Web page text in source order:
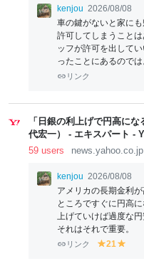
kenjou 2026/08/08
車の鍵がないと家に
許可してしまうこと
ッフが許可を出して
ったことにあるのでは
リンク
「日銀の利上げで円高に
代宏一） - エキスパート -
59 users
news.yahoo.co.jp
kenjou 2026/08/08
アメリカの長期金利
ところですぐに円高
上げていけば過度な
それはそれで重要。
リンク
y
21